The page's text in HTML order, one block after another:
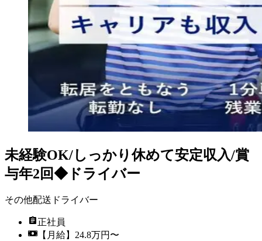
未経験OK/しっかり休めて安定収入/賞
与年2回◆ドライバー
その他配送ドライバー
正社員
【月給】24.8万円〜